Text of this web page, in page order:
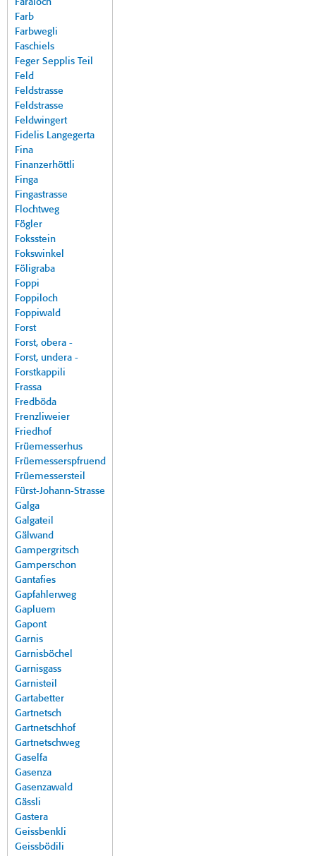
Faraloch
Farb
Farbwegli
Faschiels
Feger Sepplis Teil
Feld
Feldstrasse
Feldstrasse
Feldwingert
Fidelis Langegerta
Fina
Finanzerhöttli
Finga
Fingastrasse
Flochtweg
Fögler
Foksstein
Fokswinkel
Föligraba
Foppi
Foppiloch
Foppiwald
Forst
Forst, obera -
Forst, undera -
Forstkappili
Frassa
Fredböda
Frenzliweier
Friedhof
Früemesserhus
Früemesserspfruend
Früemessersteil
Fürst-Johann-Strasse
Galga
Galgateil
Gälwand
Gampergritsch
Gamperschon
Gantafies
Gapfahlerweg
Gapluem
Gapont
Garnis
Garnisböchel
Garnisgass
Garnisteil
Gartabetter
Gartnetsch
Gartnetschhof
Gartnetschweg
Gaselfa
Gasenza
Gasenzawald
Gässli
Gastera
Geissbenkli
Geissbödili